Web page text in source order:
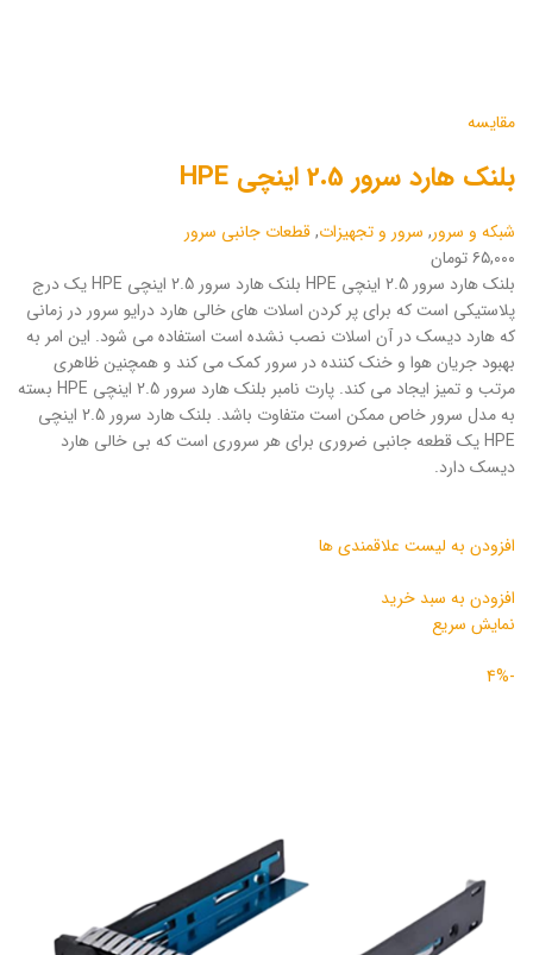
مقایسه
بلنک هارد سرور 2.5 اینچی HPE
شبکه و سرور, سرور و تجهیزات,قطعات جانبی سرور
۶۵,۰۰۰ تومان
بلنک هارد سرور 2.5 اینچی HPE بلنک هارد سرور 2.5 اینچی HPE یک درج
پلاستیکی است که برای پر کردن اسلات های خالی هارد درایو سرور در زمانی
که هارد دیسک در آن اسلات نصب نشده است استفاده می شود. این امر به
بهبود جریان هوا و خنک کننده در سرور کمک می کند و همچنین ظاهری
مرتب و تمیز ایجاد می کند. پارت نامبر بلنک هارد سرور 2.5 اینچی HPE بسته
به مدل سرور خاص ممکن است متفاوت باشد. بلنک هارد سرور 2.5 اینچی
HPE یک قطعه جانبی ضروری برای هر سروری است که بی خالی هارد
دیسک دارد.
افزودن به لیست علاقمندی ها
افزودن به سبد خرید
نمایش سریع
-4%